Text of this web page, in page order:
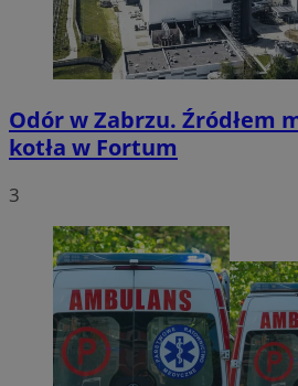
Odór w Zabrzu. Źródłem
kotła w Fortum
3